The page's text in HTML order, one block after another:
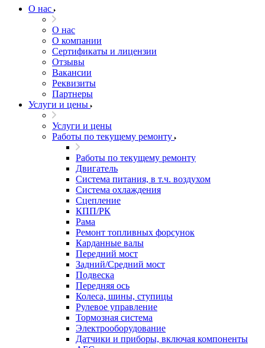
О нас
О нас
О компании
Сертификаты и лицензии
Отзывы
Вакансии
Реквизиты
Партнеры
Услуги и цены
Услуги и цены
Работы по текущему ремонту
Работы по текущему ремонту
Двигатель
Система питания, в т.ч. воздухом
Система охлаждения
Сцепление
КПП/РК
Рама
Ремонт топливных форсунок
Карданные валы
Передний мост
Задний/Средний мост
Подвеска
Передняя ось
Колеса, шины, ступицы
Рулевое управление
Тормозная система
Электрооборудование
Датчики и приборы, включая компоненты